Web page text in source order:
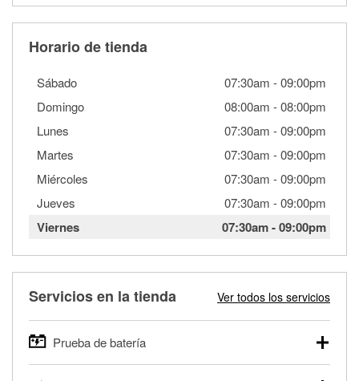
Horario de tienda
Sábado 07:30am -09:00pm
Domingo
08:00am -08:00pm
Lunes
07:30am -09:00pm
Martes
07:30am -09:00pm
Miércoles
07:30am -09:00pm
Jueves
07:30am -09:00pm
Viernes 07:30am-09:00pm
Servicios en la tienda Ver todos los servicios
Prueba de batería